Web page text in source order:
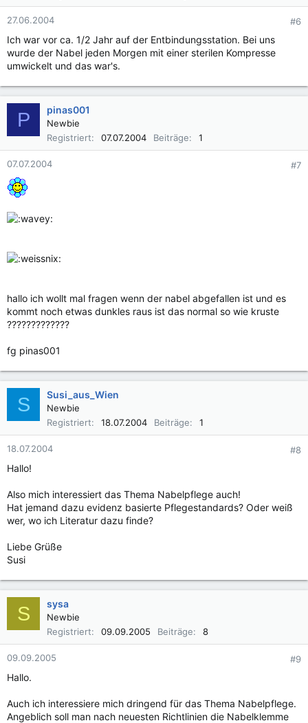
27.06.2004 #6
Ich war vor ca. 1/2 Jahr auf der Entbindungsstation. Bei uns
wurde der Nabel jeden Morgen mit einer sterilen Kompresse
umwickelt und das war's.
P pinas001
Newbie
Registriert
07.07.2004 Beiträge 1
07.07.2004 #7
hallo ich wollt mal fragen wenn der nabel abgefallen ist und es
kommt noch etwas dunkles raus ist das normal so wie kruste
?????????????
fg pinas001
S Susi_aus_Wien
Newbie
Registriert
18.07.2004 Beiträge 1
18.07.2004 #8
Hallo!
Also mich interessiert das Thema Nabelpflege auch!
Hat jemand dazu evidenz basierte Pflegestandards? Oder weiß
wer, wo ich Literatur dazu finde?
Liebe Grüße
Susi
S sysa
Newbie
Registriert
09.09.2005 Beiträge 8
09.09.2005 #9
Hallo.
Auch ich interessiere mich dringend für das Thema Nabelpflege.
Angeblich soll man nach neuesten Richtlinien die Nabelklemme